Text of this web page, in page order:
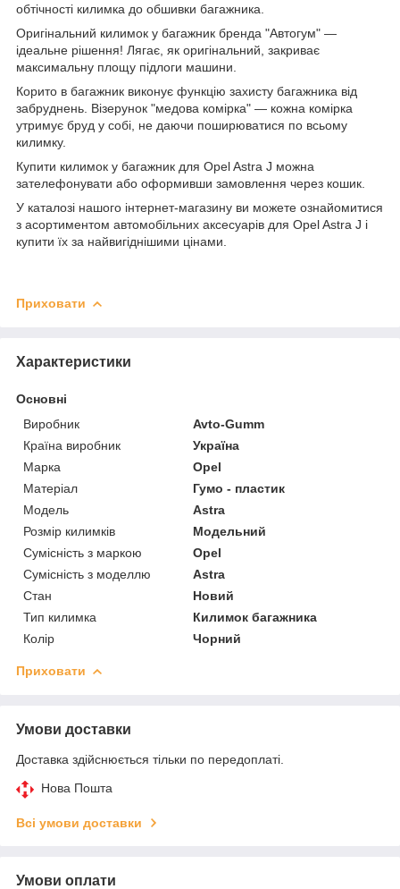
обтічності килимка до обшивки багажника.
Оригінальний килимок у багажник бренда "Автогум" —
ідеальне рішення! Лягає, як оригінальний, закриває
максимальну площу підлоги машини.
Корито в багажник виконує функцію захисту багажника від
забруднень. Візерунок "медова комірка" — кожна комірка
утримує бруд у собі, не даючи поширюватися по всьому
килимку.
Купити килимок у багажник для Opel Astra J можна
зателефонувати або оформивши замовлення через кошик.
У каталозі нашого інтернет-магазину ви можете ознайомитися
з асортиментом автомобільних аксесуарів для Opel Astra J і
купити їх за найвигіднішими цінами.
Приховати
Характеристики
Основні
Виробник
Avto-Gumm
Країна виробник
Україна
Марка
Opel
Матеріал
Гумо - пластик
Модель
Astra
Розмір килимків
Модельний
Сумісність з маркою
Opel
Сумісність з моделлю
Astra
Стан
Новий
Тип килимка
Килимок багажника
Колір
Чорний
Приховати
Умови доставки
Доставка здійснюється тільки по передоплаті.
Нова Пошта
Всі умови доставки
Умови оплати